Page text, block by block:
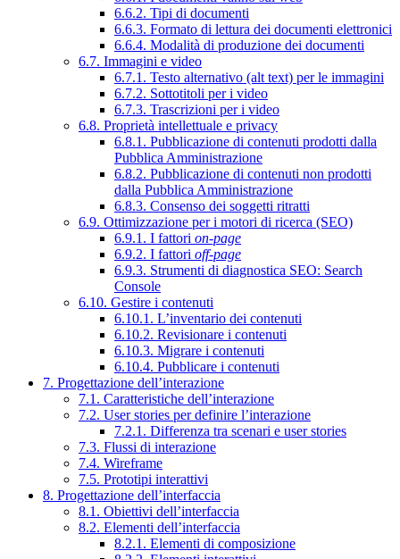
6.6.2. Tipi di documenti
6.6.3. Formato di lettura dei documenti elettronici
6.6.4. Modalità di produzione dei documenti
6.7. Immagini e video
6.7.1. Testo alternativo (alt text) per le immagini
6.7.2. Sottotitoli per i video
6.7.3. Trascrizioni per i video
6.8. Proprietà intellettuale e privacy
6.8.1. Pubblicazione di contenuti prodotti dalla
Pubblica Amministrazione
6.8.2. Pubblicazione di contenuti non prodotti
dalla Pubblica Amministrazione
6.8.3. Consenso dei soggetti ritratti
6.9. Ottimizzazione per i motori di ricerca (SEO)
6.9.1. I fattori on-page
6.9.2. I fattori off-page
6.9.3. Strumenti di diagnostica SEO: Search
Console
6.10. Gestire i contenuti
6.10.1. L’inventario dei contenuti
6.10.2. Revisionare i contenuti
6.10.3. Migrare i contenuti
6.10.4. Pubblicare i contenuti
7. Progettazione dell’interazione
7.1. Caratteristiche dell’interazione
7.2. User stories per definire l’interazione
7.2.1. Differenza tra scenari e user stories
7.3. Flussi di interazione
7.4. Wireframe
7.5. Prototipi interattivi
8. Progettazione dell’interfaccia
8.1. Obiettivi dell’interfaccia
8.2. Elementi dell’interfaccia
8.2.1. Elementi di composizione